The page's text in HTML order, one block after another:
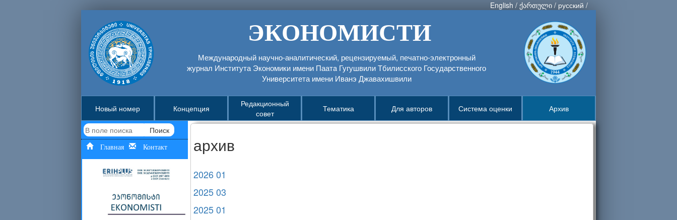
English / ქართული / русский /
ЭКОНОМИСТИ
Международный научно-аналитический, рецензируемый, печатно-электронный
журнал Института Экономики имени Паатa Гугушвили Тбилисского Государственного
Университета имени Иванэ Джавахишвили
Новый номер Концепция
Редакционный
совет
Тематика Для авторов Система оценки Архив
Поиск
Главная Контакт архив
2026 01
2025 03
2025 01